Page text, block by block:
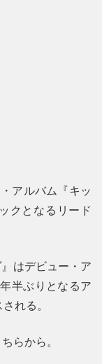
アルバム『キッ
クとなるリード
はデビュー・ア
半ぶりとなるア
れる。
らから。